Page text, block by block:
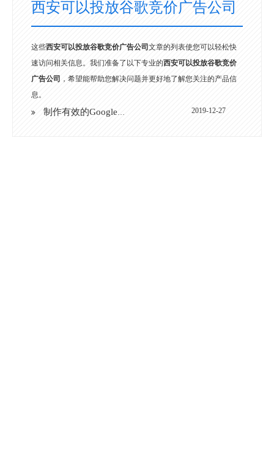
西安可以投放谷歌竞价广告公司
这些西安可以投放谷歌竞价广告公司 文章的列表使您可以轻松快
速访问相关信息。我们准备了以下专业的西安可以投放谷歌竞价
广告公司 ，希望能帮助您解决问题并更好地了解您关注的产品信
息。
制作有效的Google自适应搜索广告的重要提示 2019-12-27